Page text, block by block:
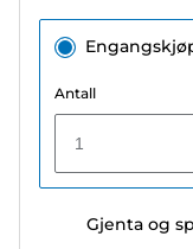
Antall
1
Gjenta og